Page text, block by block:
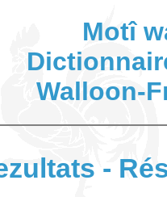
Motî
Walloon-
-